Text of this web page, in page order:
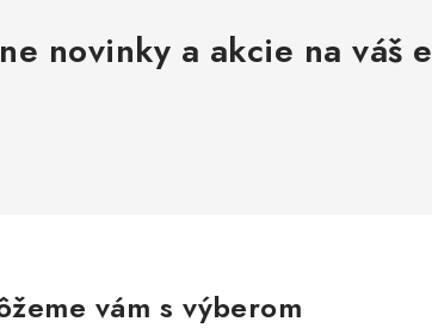
novinky a akcie na váš
vám s výberom